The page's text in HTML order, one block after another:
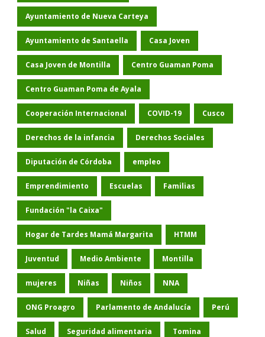
Ayuntamiento de Nueva Carteya
Ayuntamiento de Santaella Casa Joven
Casa Joven de Montilla Centro Guaman Poma
Centro Guaman Poma de Ayala
Cooperación Internacional COVID-19 Cusco
Derechos de la infancia Derechos Sociales
Diputación de Córdoba empleo
Emprendimiento Escuelas Familias
Fundación "la Caixa"
Hogar de Tardes Mamá Margarita HTMM
Juventud Medio Ambiente Montilla
mujeres Niñas Niños NNA
ONG Proagro Parlamento de Andalucía Perú
Salud Seguridad alimentaria Tomina